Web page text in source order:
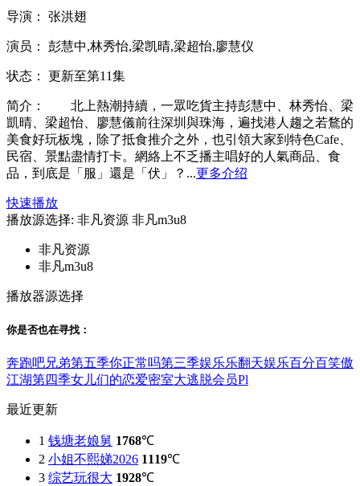
导演： 张洪翅
演员： 彭慧中,林秀怡,梁凯晴,梁超怡,廖慧仪
状态： 更新至第11集
简介：
北上熱潮持續，一眾吃貨主持彭慧中、林秀怡、梁
凱晴、梁超怡、廖慧儀前往深圳與珠海，遍找港人趨之若鶩的
美食好玩板塊，除了抵食推介之外，也引領大家到特色Cafe、
民宿、景點盡情打卡。網絡上不乏播主唱好的人氣商品、食
品，到底是「服」還是「伏」？...更多介绍
快速播放
播放源选择: 非凡资源 非凡m3u8
非凡资源
非凡m3u8
播放器源选择
你是否也在寻找 ：
奔跑吧兄弟第五季你正常吗第三季娱乐乐翻天娱乐百分百笑傲
江湖第四季女儿们的恋爱密室大逃脱会员Pl
最近更新
1 钱塘老娘舅 1768℃
2 小姐不熙娣2026 1119℃
3 综艺玩很大 1928℃